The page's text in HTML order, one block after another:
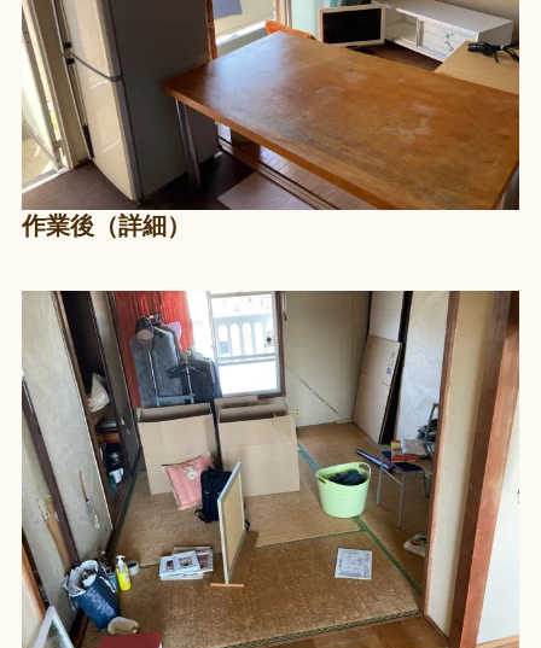
作業後（詳細）